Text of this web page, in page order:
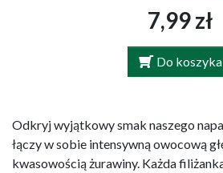
7,99 zł
Do koszyka
Odkryj wyjątkowy smak naszego
łączy w sobie intensywną owocową
kwasowością żurawiny. Każda